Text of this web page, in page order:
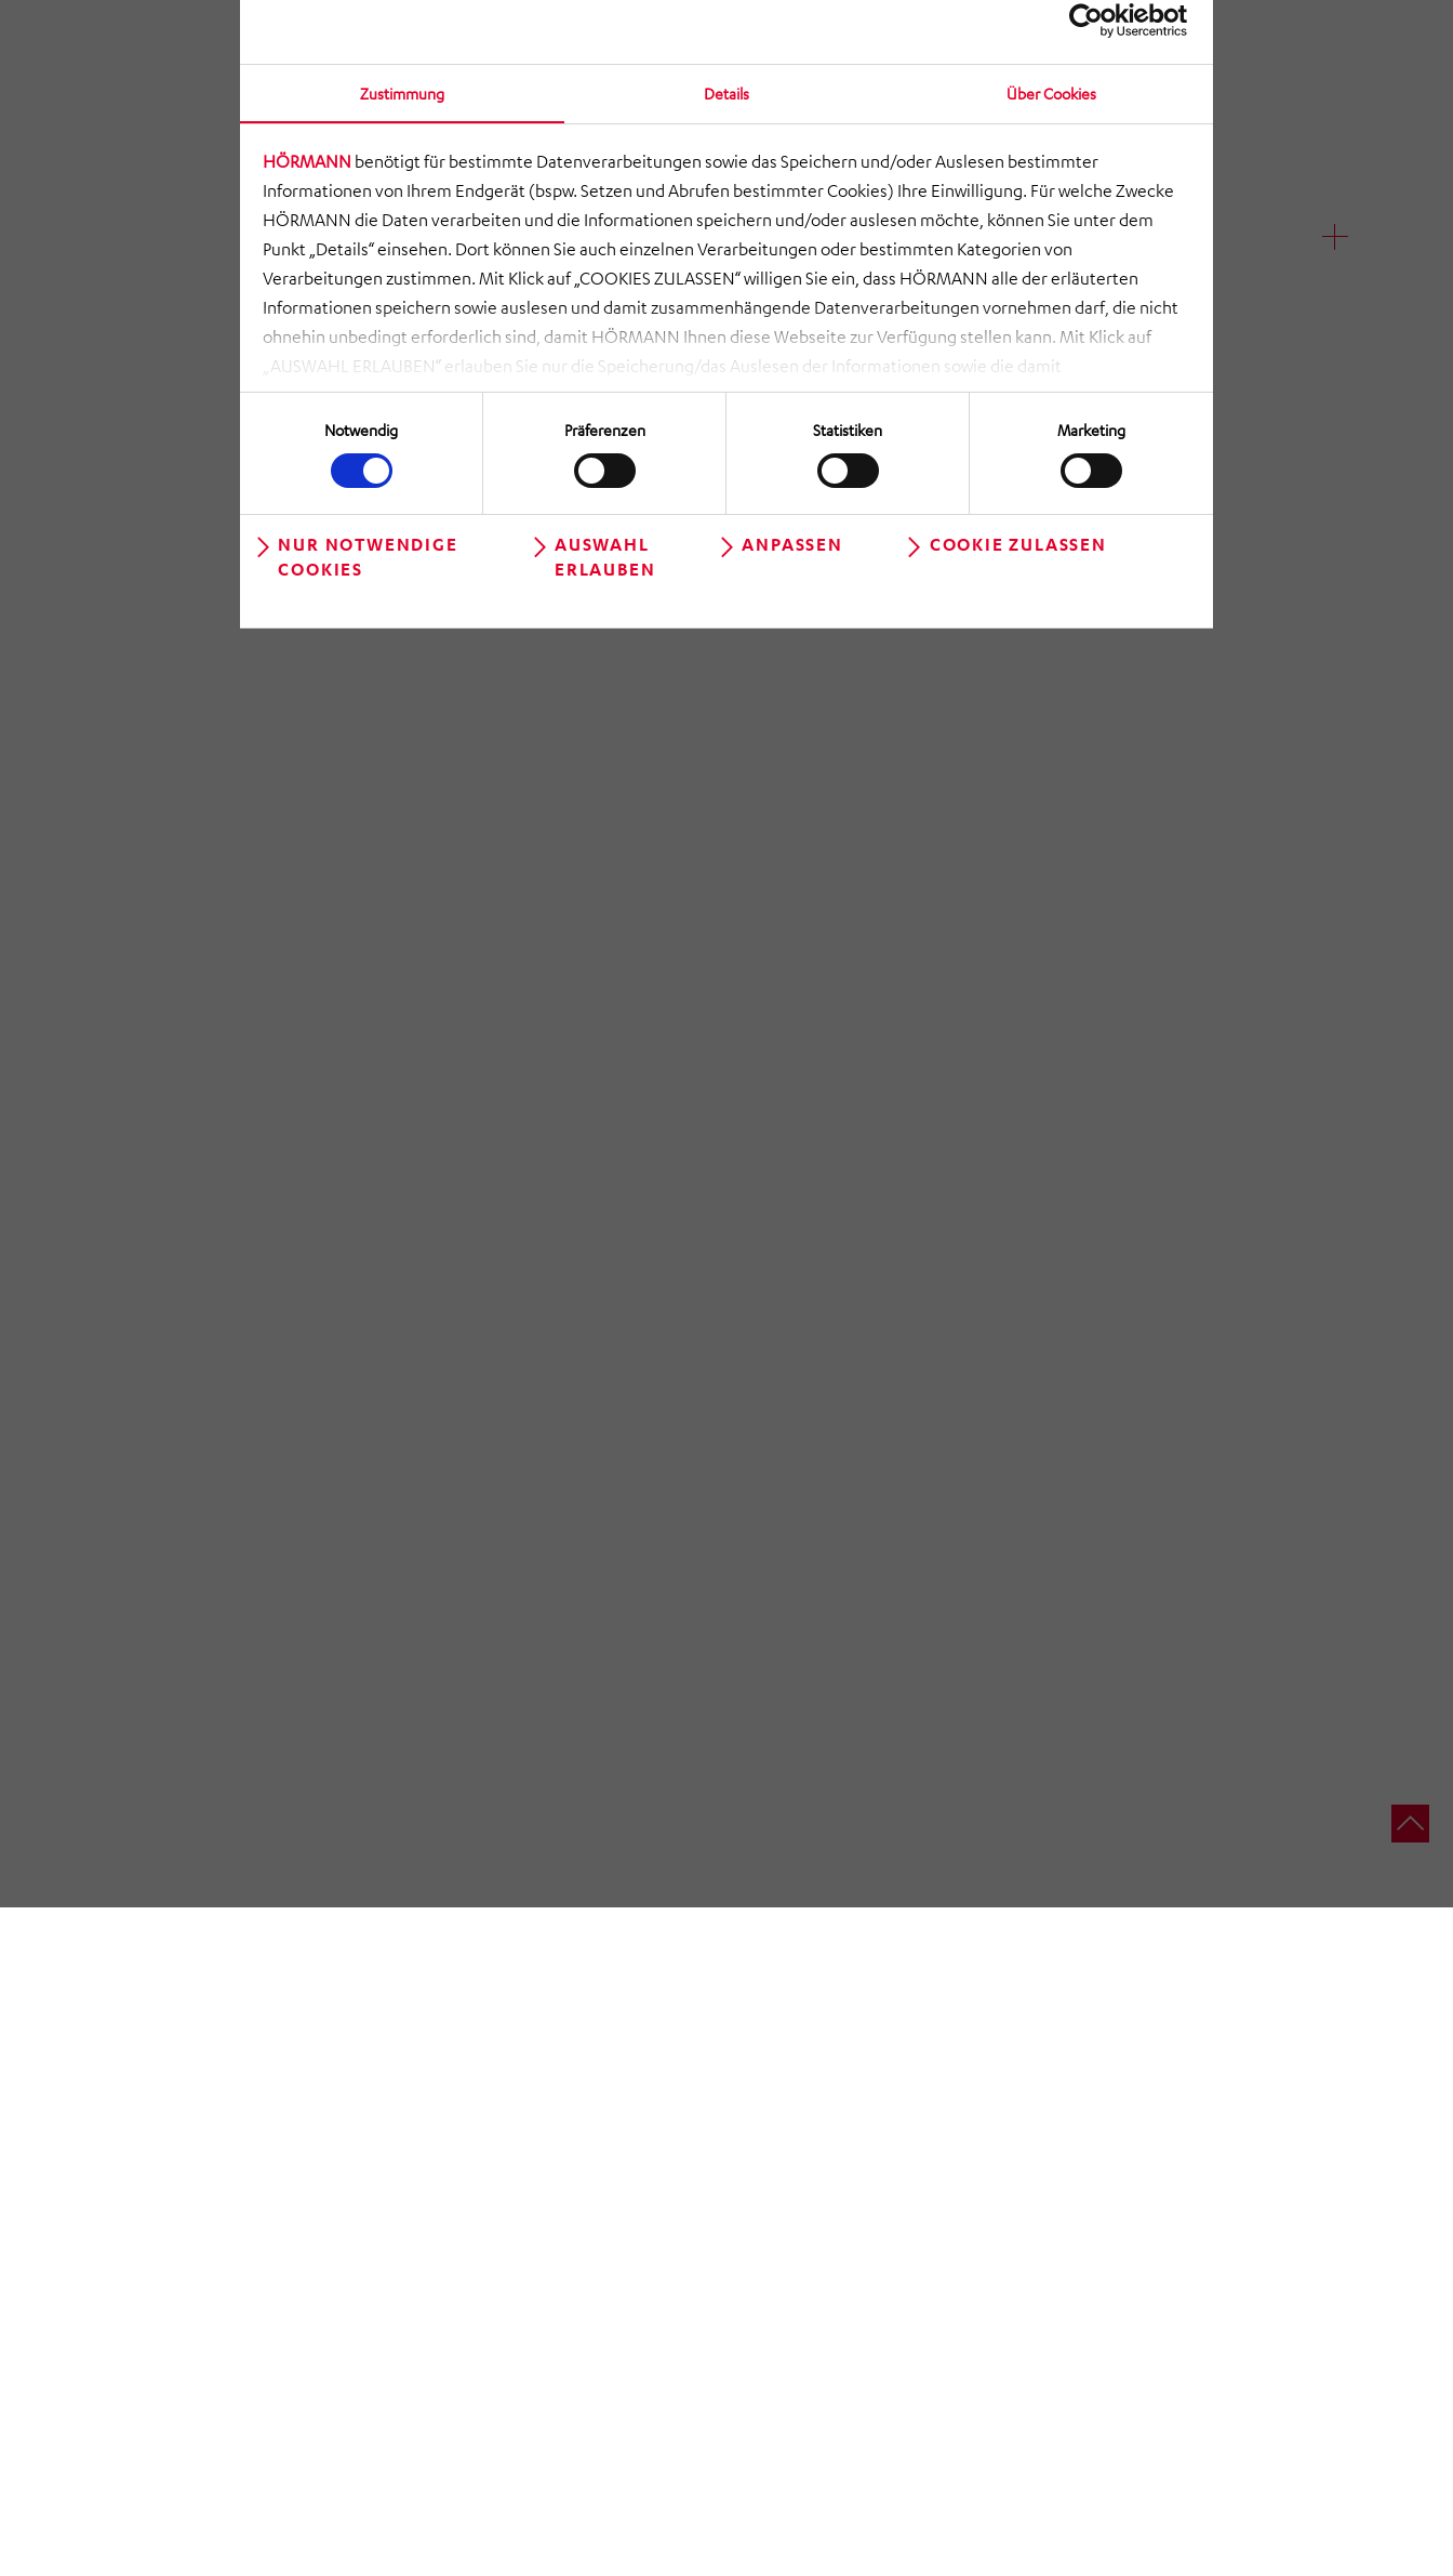
Zustimmung Details Über Cookies
HÖRMANN benötigt für bestimmte Datenverarbeitungen sowie das Speichern und/oder Auslesen bestimmter
Informationen von Ihrem Endgerät (bspw. Setzen und Abrufen bestimmter Cookies) Ihre Einwilligung. Für welche Zwecke
HÖRMANN die Daten verarbeiten und die Informationen speichern und/oder auslesen möchte, können Sie unter dem
Punkt „Details“ einsehen. Dort können Sie auch einzelnen Verarbeitungen oder bestimmten Kategorien von
Verarbeitungen zustimmen. Mit Klick auf „COOKIES ZULASSEN“ willigen Sie ein, dass HÖRMANN alle der erläuterten
Informationen speichern sowie auslesen und damit zusammenhängende Datenverarbeitungen vornehmen darf, die nicht
ohnehin unbedingt erforderlich sind, damit HÖRMANN Ihnen diese Webseite zur Verfügung stellen kann. Mit Klick auf
„AUSWAHL ERLAUBEN“ erlauben Sie nur die Speicherung/das Auslesen der Informationen sowie die damit
zusammenhängenden Datenverarbeitungen, die Sie aktiv ausgewählt haben. Eine Anpassung ist bei Klick auf „ANPASSEN“
möglich. Bei Klick auf „NUR NOTWENDIGE COOKIES“ lehnen Sie Ihre Einwilligung ab und es werden nur die Informationen
gespeichert und ausgelesen, die unbedingt erforderlich sind, damit Ihnen diese Website zur Verfügung gestellt werden
kann. Ihre Einwilligung können Sie über das Aufrufen der Cookie-Einstellungen (runde, schwarze Schaltfläche am unteren
linken Rand der Webseite) entgeltlos und mit Wirkung für die Zukunft widerrufen, indem Sie im Anschluss auf „Einwilligung
widerrufen“ klicken. Über die dortige Schaltfläche „Einwilligung ändern“ können Sie zudem Ihre getroffenen Einstellungen
anpassen.
Notwendig
Präferenzen Statistiken Marketing
NUR NOTWENDIGE
COOKIES
AUSWAHL
ERLAUBEN
ANPASSEN COOKIE ZULASSEN
Sep 2018
HÖRMANN Talk auf IAA Nutzfahrzeuge